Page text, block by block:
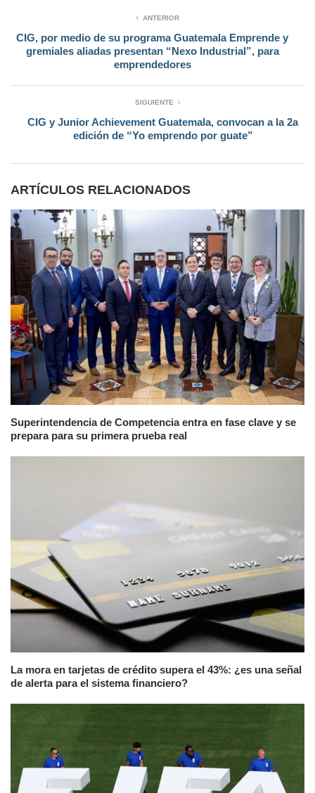
ANTERIOR
CIG, por medio de su programa Guatemala Emprende y
gremiales aliadas presentan “Nexo Industrial”, para
emprendedores
SIGUIENTE
CIG y Junior Achievement Guatemala, convocan a la 2a
edición de “Yo emprendo por guate”
ARTÍCULOS RELACIONADOS
Superintendencia de Competencia entra en fase clave y se
prepara para su primera prueba real
La mora en tarjetas de crédito supera el 43%: ¿es una señal
de alerta para el sistema financiero?